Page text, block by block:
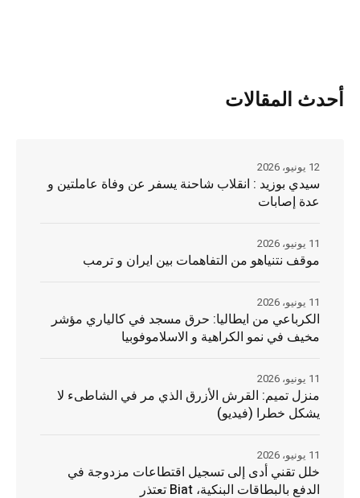
أحدث المقالات
سيدي بوزيد : انقلاب شاحنة يسفر عن وفاة عاملتين و
عدة إصابات
12 يونيو، 2026
موقف نتنياهو من التفاهمات بين ايران و ترمب
11 يونيو، 2026
الكرباعي من ايطاليا: حرق مسجد في كالياري مؤشر
مخيف في نمو الكراهية و الاسلاموفوبيا
11 يونيو، 2026
منزل تميم: القرش الأزرق الذي مر في الشاطىء لا
يشكل خطرا (فيديو)
11 يونيو، 2026
خلل تقني أدى إلى تسجيل اقتطاعات مزدوجة في
الدفع بالبطاقات البنكية، Biat تعتذر
11 يونيو، 2026